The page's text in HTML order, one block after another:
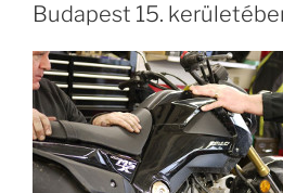
Budapest 15.